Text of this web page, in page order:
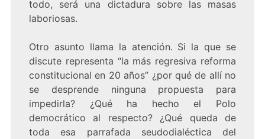
todo, será una dictadura sobre las masas
laboriosas.
Otro asunto llama la atención. Si la que se
discute representa “la más regresiva reforma
constitucional en 20 años” ¿por qué de allí no
se desprende ninguna propuesta para
impedirla? ¿Qué ha hecho el Polo
democrático al respecto? ¿Qué queda de
toda esa parrafada seudodialéctica del